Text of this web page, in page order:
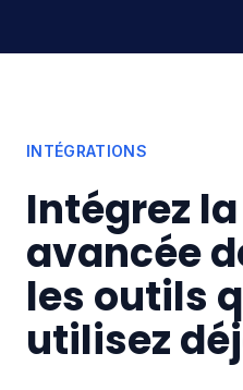
INTÉGRATIONS
Intégrez
avancée
les outils
utilisez